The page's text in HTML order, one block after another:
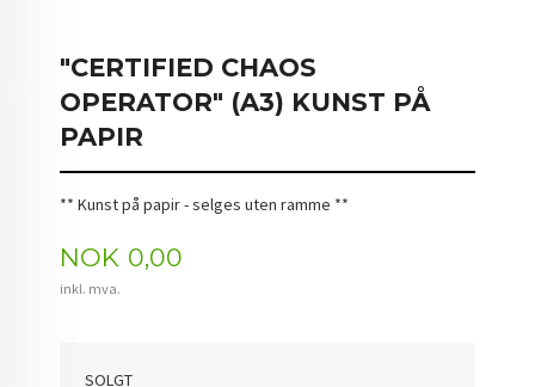
"CERTIFIED CHAOS
OPERATOR" (A3) KUNST PÅ
PAPIR
** Kunst på papir - selges uten ramme **
Pris
NOK 0,00
inkl. mva.
SOLGT